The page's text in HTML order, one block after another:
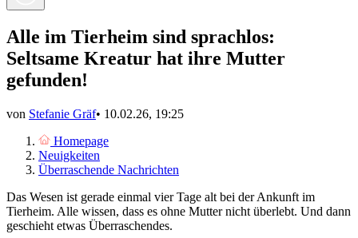
Alle im Tierheim sind sprachlos:
Seltsame Kreatur hat ihre Mutter
gefunden!
von Stefanie Gräf• 10.02.26, 19:25
Homepage
Neuigkeiten
Überraschende Nachrichten
Das Wesen ist gerade einmal vier Tage alt bei der Ankunft im
Tierheim. Alle wissen, dass es ohne Mutter nicht überlebt. Und dann
geschieht etwas Überraschendes.